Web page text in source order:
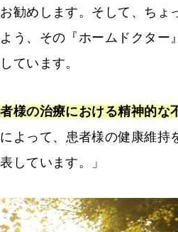
勧めします。そして、ちょ
う、その『ホームドクタ
ています。
様の治療における精神的な
よって、患者様の健康維持
しています。」